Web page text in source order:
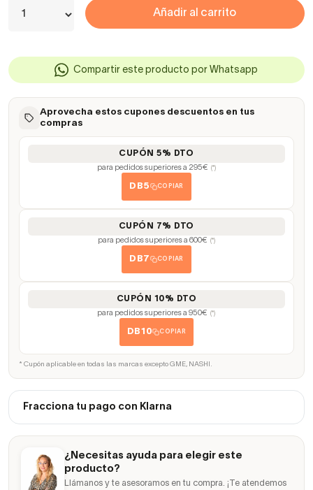
Añadir al carrito
Compartir este producto por Whatsapp
Aprovecha estos cupones descuentos en tus
compras
CUPÓN 5% DTO
para pedidos superiores a 295€ (*)
DB5 COPIAR
CUPÓN 7% DTO
para pedidos superiores a 600€ (*)
DB7 COPIAR
CUPÓN 10% DTO
para pedidos superiores a 950€ (*)
DB10 COPIAR
* Cupón aplicable en todas las marcas excepto GME, NASHI.
Fracciona tu pago con Klarna
¿Necesitas ayuda para elegir este
producto?
Llámanos y te asesoramos en tu compra. ¡Te atendemos